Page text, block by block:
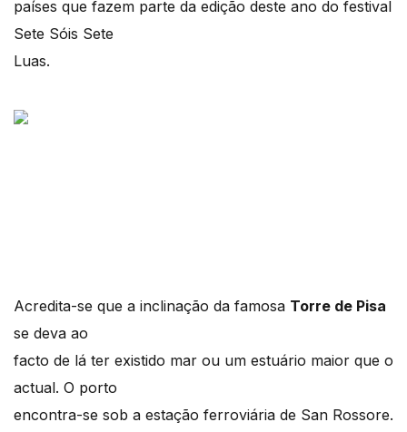
países que fazem parte da edição deste ano do festival
Sete Sóis Sete
Luas.
Acredita-se que a inclinação da famosa Torre de Pisa
se deva ao
facto de lá ter existido mar ou um estuário maior que o
actual. O porto
encontra-se sob a estação ferroviária de San Rossore.